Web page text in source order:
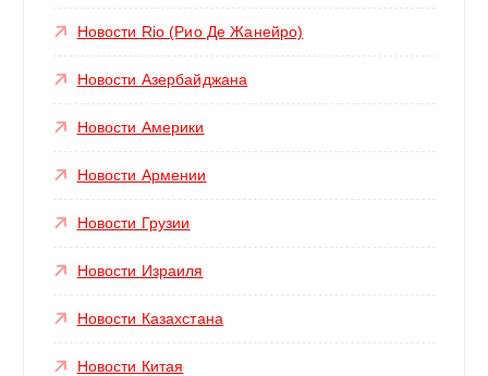
Новости Rio (Рио Де Жанейро)
Новости Азербайджана
Новости Америки
Новости Армении
Новости Грузии
Новости Израиля
Новости Казахстана
Новости Китая